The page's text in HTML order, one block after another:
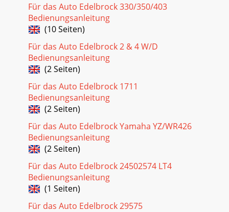
Für das Auto Edelbrock 330/350/403
Bedienungsanleitung
(10 Seiten)
Für das Auto Edelbrock 2 & 4 W/D
Bedienungsanleitung
(2 Seiten)
Für das Auto Edelbrock 1711
Bedienungsanleitung
(2 Seiten)
Für das Auto Edelbrock Yamaha YZ/WR426
Bedienungsanleitung
(2 Seiten)
Für das Auto Edelbrock 24502574 LT4
Bedienungsanleitung
(1 Seiten)
Für das Auto Edelbrock 29575